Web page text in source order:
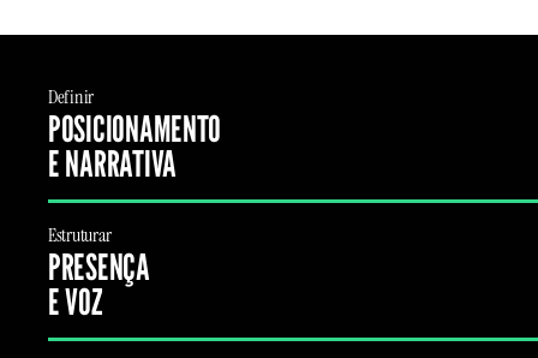
Definir
POSICIONAMENTO
E NARRATIVA
Estruturar
PRESENÇA
E VOZ